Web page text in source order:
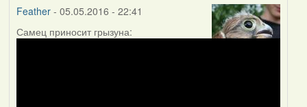
Feather- 05.05.2016 - 22:41
Самец приносит грызуна: